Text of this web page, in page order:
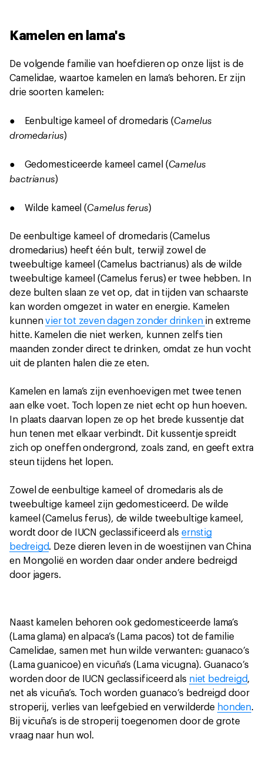
Kamelen en lama's
De volgende familie van hoefdieren op onze lijst is de
Camelidae, waartoe kamelen en lama’s behoren. Er zijn
drie soorten kamelen:
● Eenbultige kameel of dromedaris (Camelus
dromedarius)
● Gedomesticeerde kameel camel (Camelus
bactrianus)
● Wilde kameel (Camelus ferus)
De eenbultige kameel of dromedaris (Camelus
dromedarius) heeft één bult, terwijl zowel de
tweebultige kameel (Camelus bactrianus) als de wilde
tweebultige kameel (Camelus ferus) er twee hebben. In
deze bulten slaan ze vet op, dat in tijden van schaarste
kan worden omgezet in water en energie. Kamelen
kunnenvier tot zeven dagen zonder drinken in extreme
hitte. Kamelen die niet werken, kunnen zelfs tien
maanden zonder direct te drinken, omdat ze hun vocht
uit de planten halen die ze eten.
Kamelen en lama’s zijn evenhoevigen met twee tenen
aan elke voet. Toch lopen ze niet echt op hun hoeven.
In plaats daarvan lopen ze op het brede kussentje dat
hun tenen met elkaar verbindt. Dit kussentje spreidt
zich op oneffen ondergrond, zoals zand, en geeft extra
steun tijdens het lopen.
Zowel de eenbultige kameel of dromedaris als de
tweebultige kameel zijn gedomesticeerd. De wilde
kameel (Camelus ferus), de wilde tweebultige kameel,
wordt door de IUCN geclassificeerd alsernstig
bedreigd. Deze dieren leven in de woestijnen van China
en Mongolië en worden daar onder andere bedreigd
door jagers.
Naast kamelen behoren ook gedomesticeerde lama’s
(Lama glama) en alpaca’s (Lama pacos) tot de familie
Camelidae, samen met hun wilde verwanten: guanaco’s
(Lama guanicoe) en vicuña’s (Lama vicugna). Guanaco’s
worden door de IUCN geclassificeerd als niet bedreigd,
net als vicuña’s. Toch worden guanaco’s bedreigd door
stroperij, verlies van leefgebied en verwilderde honden.
Bij vicuña’s is de stroperij toegenomen door de grote
vraag naar hun wol.